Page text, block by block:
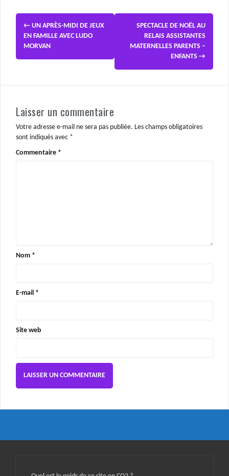
← UN APRÈS-MIDI DE JEUX
EN FAMILLE AVEC LUDO
MORVAN
SPECTACLE DE NOËL AU
RELAIS ASSISTANTES
MATERNELLES PARENTS –
ENFANTS →
Laisser un commentaire
Votre adresse e-mail ne sera pas publiée. Les champs obligatoires
sont indiqués avec *
Commentaire *
Nom *
E-mail *
Site web